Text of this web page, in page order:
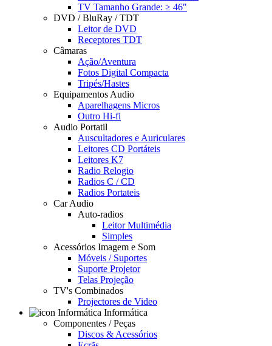
TV Tamanho Grande: ≥ 46"
DVD / BluRay / TDT
Leitor de DVD
Receptores TDT
Câmaras
Ação/Aventura
Fotos Digital Compacta
Tripés/Hastes
Equipamentos Audio
Aparelhagens Micros
Outro Hi-fi
Audio Portatil
Auscultadores e Auriculares
Leitores CD Portáteis
Leitores K7
Radio Relogio
Radios C / CD
Radios Portateis
Car Audio
Auto-radios
Leitor Multimédia
Simples
Acessórios Imagem e Som
Móveis / Suportes
Suporte Projetor
Telas Projeção
TV's Combinados
Projectores de Video
Informática
Componentes / Peças
Discos & Acessórios